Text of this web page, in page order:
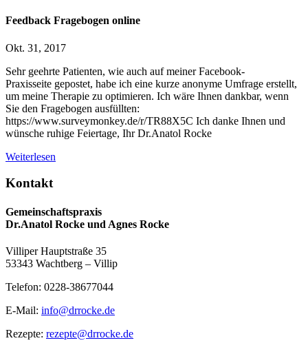
Feedback Fragebogen online
Okt. 31, 2017
Sehr geehrte Patienten, wie auch auf meiner Facebook-
Praxisseite gepostet, habe ich eine kurze anonyme Umfrage erstellt,
um meine Therapie zu optimieren. Ich wäre Ihnen dankbar, wenn
Sie den Fragebogen ausfüllten:
https://www.surveymonkey.de/r/TR88X5C Ich danke Ihnen und
wünsche ruhige Feiertage, Ihr Dr.Anatol Rocke
Weiterlesen
Kontakt
Gemeinschaftspraxis
Dr.Anatol Rocke und Agnes Rocke
Villiper Hauptstraße 35
53343 Wachtberg – Villip
Telefon: 0228-38677044
E-Mail: info@drrocke.de
Rezepte: rezepte@drrocke.de